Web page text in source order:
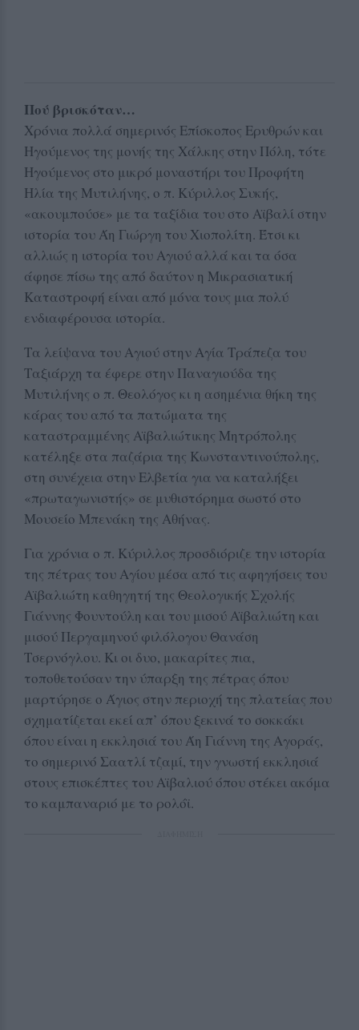
Πού βρισκόταν…
Χρόνια πολλά σημερινός Επίσκοπος Ερυθρών και
Ηγούμενος της μονής της Χάλκης στην Πόλη, τότε
Ηγούμενος στο μικρό μοναστήρι του Προφήτη
Ηλία της Μυτιλήνης, ο π. Κύριλλος Συκής,
«ακουμπούσε» με τα ταξίδια του στο Αϊβαλί στην
ιστορία του Άη Γιώργη του Χιοπολίτη. Έτσι κι
αλλιώς η ιστορία του Αγιού αλλά και τα όσα
άφησε πίσω της από δαύτον η Μικρασιατική
Καταστροφή είναι από μόνα τους μια πολύ
ενδιαφέρουσα ιστορία.
Τα λείψανα του Αγιού στην Αγία Τράπεζα του
Ταξιάρχη τα έφερε στην Παναγιούδα της
Μυτιλήνης ο π. Θεολόγος κι η ασημένια θήκη της
κάρας του από τα πατώματα της
καταστραμμένης Αϊβαλιώτικης Μητρόπολης
κατέληξε στα παζάρια της Κωνσταντινούπολης,
στη συνέχεια στην Ελβετία για να καταλήξει
«πρωταγωνιστής» σε μυθιστόρημα σωστό στο
Μουσείο Μπενάκη της Αθήνας.
Για χρόνια ο π. Κύριλλος προσδιόριζε την ιστορία
της πέτρας του Αγίου μέσα από τις αφηγήσεις του
Αϊβαλιώτη καθηγητή της Θεολογικής Σχολής
Γιάννης Φουντούλη και του μισού Αϊβαλιώτη και
μισού Περγαμηνού φιλόλογου Θανάση
Τσερνόγλου. Κι οι δυο, μακαρίτες πια,
τοποθετούσαν την ύπαρξη της πέτρας όπου
μαρτύρησε ο Άγιος στην περιοχή της πλατείας που
σχηματίζεται εκεί απ’ όπου ξεκινά το σοκκάκι
όπου είναι η εκκλησιά του Άη Γιάννη της Αγοράς,
το σημερινό Σαατλί τζαμί, την γνωστή εκκλησιά
στους επισκέπτες του Αϊβαλιού όπου στέκει ακόμα
το καμπαναριό με το ρολόϊ.